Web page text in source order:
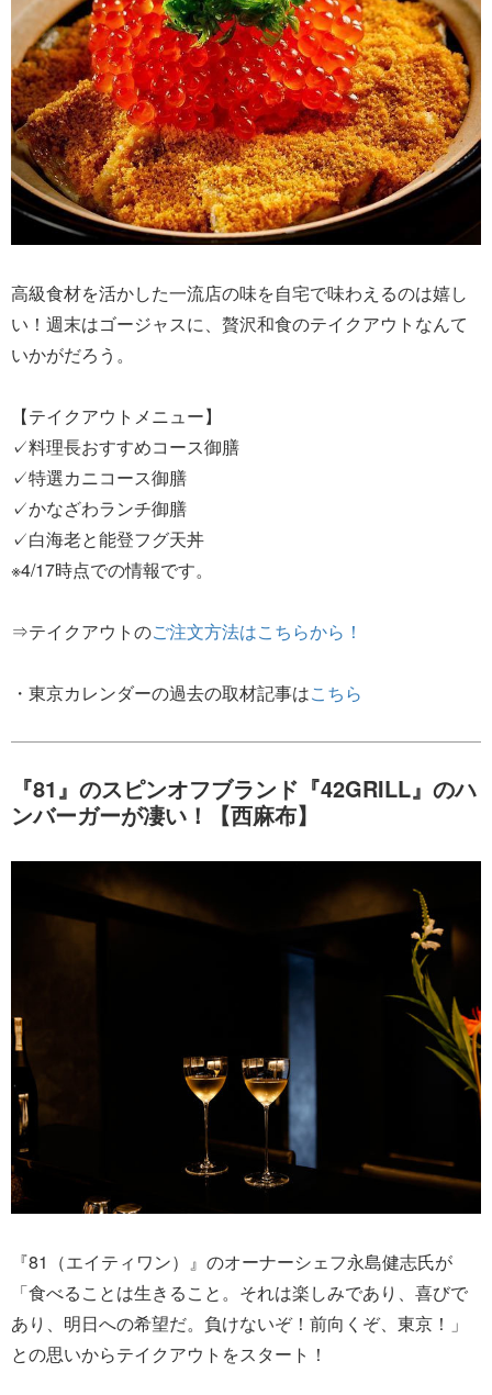
高級食材を活かした一流店の味を自宅で味わえるのは嬉し
い！週末はゴージャスに、贅沢和食のテイクアウトなんて
いかがだろう。
【テイクアウトメニュー】
✓料理長おすすめコース御膳
✓特選カニコース御膳
✓かなざわランチ御膳
✓白海老と能登フグ天丼
※4/17時点での情報です。
⇒テイクアウトのご注文方法はこちらから！
・東京カレンダーの過去の取材記事はこちら
『81』のスピンオフブランド『42GRILL』のハ
ンバーガーが凄い！【西麻布】
『81（エイティワン）』のオーナーシェフ永島健志氏が
「食べることは生きること。それは楽しみであり、喜びで
あり、明日への希望だ。負けないぞ！前向くぞ、東京！」
との思いからテイクアウトをスタート！